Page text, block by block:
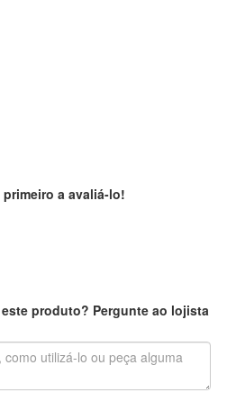
a avaliá-lo!
produto? Pergunte ao lojista